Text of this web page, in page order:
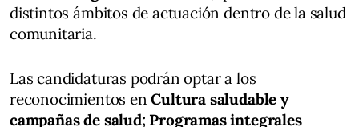
distintos ámbitos de actuación dentro de la salud
comunitaria.
Las candidaturas podrán optar a los
reconocimientos enCultura saludable y
campañas de salud; Programas integrales